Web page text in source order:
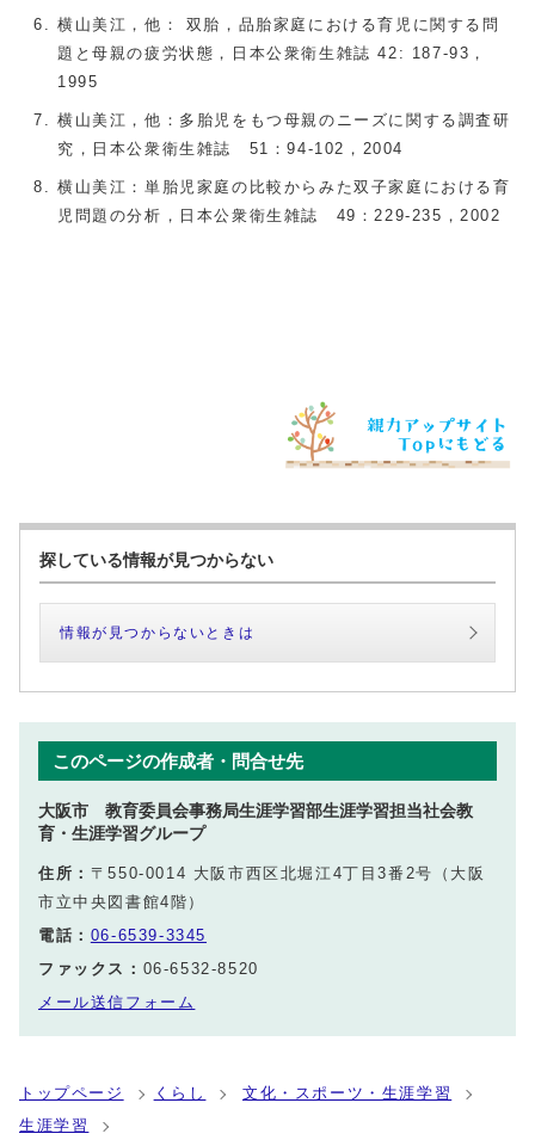
横山美江，他： 双胎，品胎家庭における育児に関する問
題と母親の疲労状態，日本公衆衛生雑誌 42: 187-93，
1995
横山美江，他：多胎児をもつ母親のニーズに関する調査研
究，日本公衆衛生雑誌 51：94-102，2004
横山美江：単胎児家庭の比較からみた双子家庭における育
児問題の分析，日本公衆衛生雑誌 49：229-235，2002
探している情報が見つからない
情報が見つからないときは
このページの作成者・問合せ先
大阪市 教育委員会事務局生涯学習部生涯学習担当社会教
育・生涯学習グループ
住所： 〒550-0014 大阪市西区北堀江4丁目3番2号（大阪
市立中央図書館4階）
電話： 06-6539-3345
ファックス： 06-6532-8520
メール送信フォーム
トップページ くらし
文化・スポーツ・生涯学習
生涯学習